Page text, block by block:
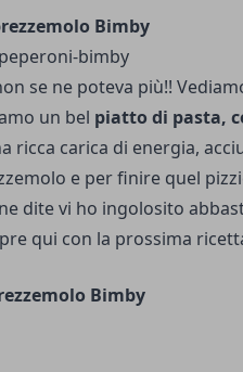
Bimby
se ne poteva più!!
un bel piatto di pasta,
ricca carica di energia,
e per finire quel
dite vi ho ingolosito
qui con la prossima
Bimby